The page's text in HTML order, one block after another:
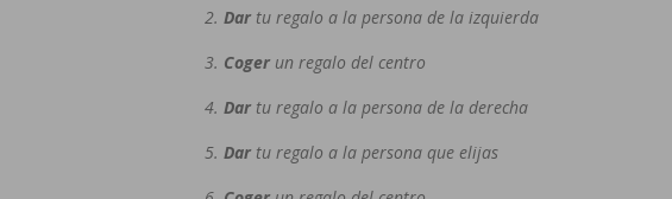
2. Dartu regalo a la persona de la izquierda
3. Cogerun regalo del centro
4. Dartu regalo a la persona de la derecha
5. Dartu regalo a la persona que elijas